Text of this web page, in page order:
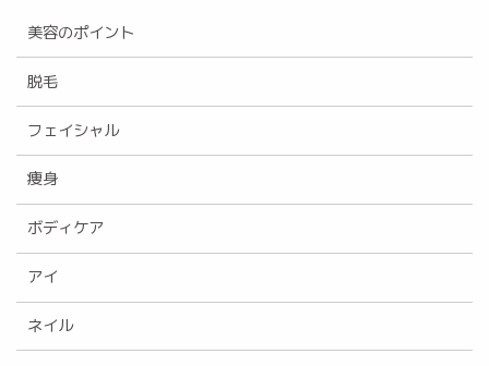
美容のポイント
脱毛
フェイシャル
痩身
ボディケア
アイ
ネイル